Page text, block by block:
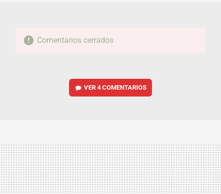
Comentarios cerrados
VER4 COMENTARIOS